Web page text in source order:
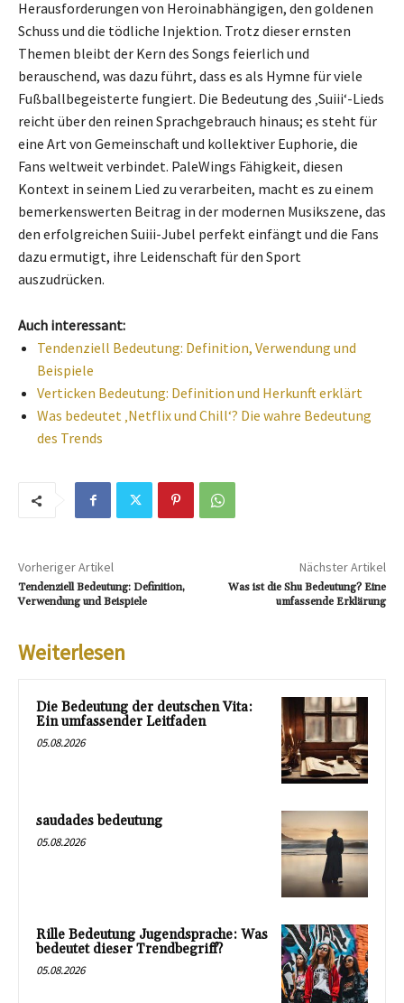
Herausforderungen von Heroinabhängigen, den goldenen
Schuss und die tödliche Injektion. Trotz dieser ernsten
Themen bleibt der Kern des Songs feierlich und
berauschend, was dazu führt, dass es als Hymne für viele
Fußballbegeisterte fungiert. Die Bedeutung des ‚Suiii‘-Lieds
reicht über den reinen Sprachgebrauch hinaus; es steht für
eine Art von Gemeinschaft und kollektiver Euphorie, die
Fans weltweit verbindet. PaleWings Fähigkeit, diesen
Kontext in seinem Lied zu verarbeiten, macht es zu einem
bemerkenswerten Beitrag in der modernen Musikszene, das
den erfolgreichen Suiii-Jubel perfekt einfängt und die Fans
dazu ermutigt, ihre Leidenschaft für den Sport
auszudrücken.
Auch interessant:
Tendenziell Bedeutung: Definition, Verwendung und
Beispiele
Verticken Bedeutung: Definition und Herkunft erklärt
Was bedeutet ‚Netflix und Chill‘? Die wahre Bedeutung
des Trends
Vorheriger Artikel
Tendenziell Bedeutung: Definition,
Verwendung und Beispiele
Nächster Artikel
Was ist die Shu Bedeutung? Eine
umfassende Erklärung
Weiterlesen
Die Bedeutung der deutschen Vita:
Ein umfassender Leitfaden
05.08.2026
saudades bedeutung
05.08.2026
Rille Bedeutung Jugendsprache: Was
bedeutet dieser Trendbegriff?
05.08.2026